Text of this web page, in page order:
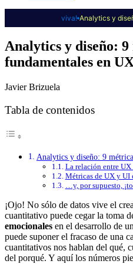
viva! Analytics y
Analytics y diseño:
fundamentales en
Javier Brizuela
Tabla de contenidos
Analytics y diseño: 9
La relación entre
Métricas de UX y UI
…y, por supuesto,
¡Ojo! No sólo de datos vive el
cuantitativo puede cegar la toma
emocionales en el desarrollo de
puede suponer el fracaso de una
cuantitativos nos hablan del qué,
del porqué. Y aquí los números